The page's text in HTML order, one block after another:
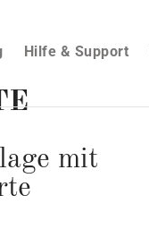
Hilfe & Support
mit